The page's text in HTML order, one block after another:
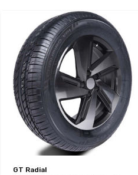
GT Radial